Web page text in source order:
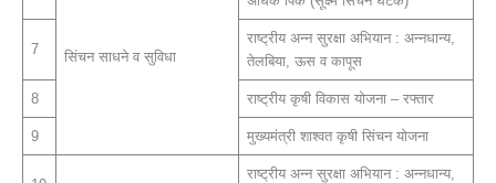
सिंचन साधने व सुविधा
7
राष्ट्रीय अन्न सुरक्षा अभियान : अन्नधान्य,
तेलबिया, ऊस व कापूस
8 राष्ट्रीय कृषी विकास योजना – रफ्तार
9 मुख्यमंत्री शाश्वत कृषी सिंचन योजना
राष्ट्रीय अन्न सुरक्षा अभियान : अन्नधान्य,